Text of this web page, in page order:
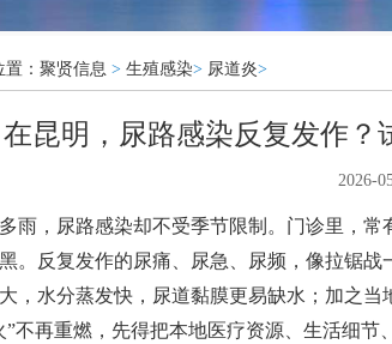
： 聚贤信息 > 生殖感染> 尿道炎>
在昆明，尿路感染反复发作？
2026-
雨，尿路感染却不受季节限制。门诊里，
。反复发作的尿痛、尿急、尿频，像拉锯战
，水分蒸发快，尿道黏膜更易缺水；加之
”不再重燃，先得把本地医疗资源、生活细节